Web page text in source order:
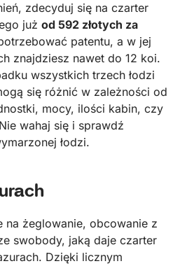
zdecyduj się na czarter
już od 592 złotych za
patentu, a w jej
znajdziesz nawet do 12 koi.
wszystkich trzech łodzi
się różnić w zależności od
mocy, ilości kabin, czy
wahaj się i sprawdź
łodzi.
na żeglowanie, obcowanie z
swobody, jaką daje czarter
Dzięki licznym